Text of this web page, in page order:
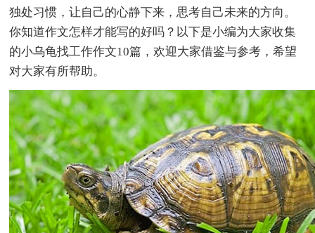
独处习惯，让自己的心静下来，思考自己未来的方向。
你知道作文怎样才能写的好吗？以下是小编为大家收集
的小乌龟找工作作文10篇，欢迎大家借鉴与参考，希望
对大家有所帮助。